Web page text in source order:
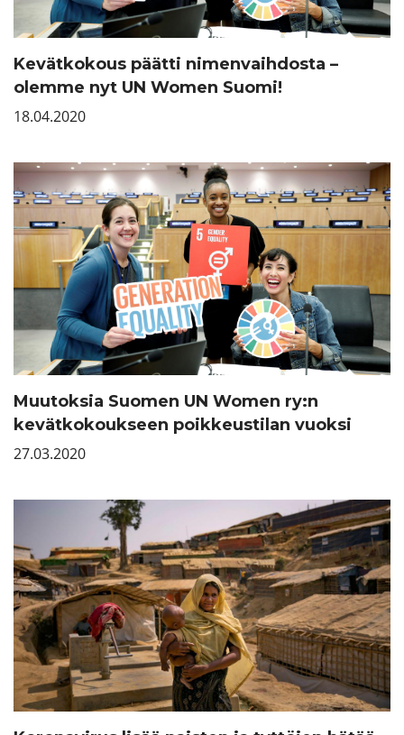
Kevätkokous päätti nimenvaihdosta –
olemme nyt UN Women Suomi!
18.04.2020
Muutoksia Suomen UN Women ry:n
kevätkokoukseen poikkeustilan vuoksi
27.03.2020